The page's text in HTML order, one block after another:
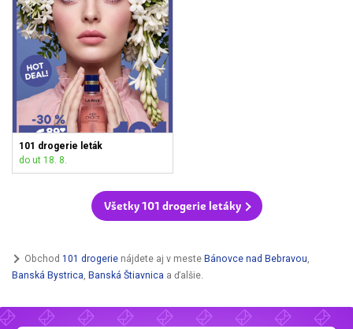
101 drogerie leták
do ut 18. 8.
Všetky 101 drogerie letáky
Obchod 101 drogerie nájdete aj v meste Bánovce nad Bebravou,
Banská Bystrica, Banská Štiavnica a ďalšie.